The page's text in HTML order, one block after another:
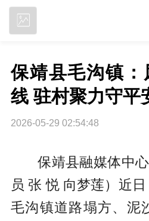
保靖县毛沟镇
线 驻村聚力守平
2026-05-29 02:54:48
保靖县融媒体中
员 张 悦 向梦莲）近
毛沟镇道路塌方、泥